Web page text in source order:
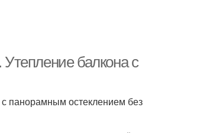
балкона с
панорамным остеклением без